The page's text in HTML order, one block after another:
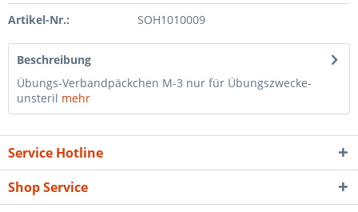
Artikel-Nr.: SOH1010009
Beschreibung
Übungs-Verbandpäckchen M-3 nur für Übungszwecke-
unsteril mehr
Service Hotline
Shop Service